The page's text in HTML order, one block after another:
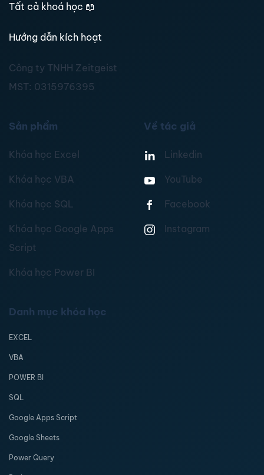
Tất cả khoá học 📖
Hướng dẫn kích hoạt
Công ty TNHH Zeitgeist
MST: 0315976395
Sản phẩm
Khóa học Excel
Khóa học VBA
Khóa học SQL
Khóa học Google Apps
Script
Khóa học Power BI
Về tác giả
Linkedin
YouTube
Facebook
Instagram
Danh mục khóa học
EXCEL
VBA
POWER BI
SQL
Google Apps Script
Google Sheets
Power Query